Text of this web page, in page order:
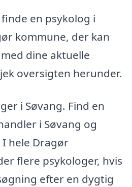
en psykolog i
kommune, der kan
dine aktuelle
oversigten herunder.
i Søvang. Find en
i Søvang og
hele Dragør
flere psykologer, hvis
efter en dygtig